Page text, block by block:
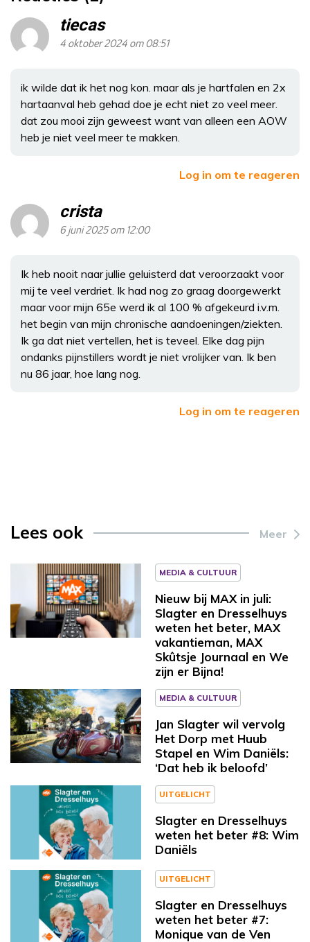
tiecas
4 oktober 2024 om 08:51
ik wilde dat ik het nog kon. maar als je hartfalen en 2x
hartaanval heb gehad doe je echt niet zo veel meer.
dat zou mooi zijn geweest want van alleen een AOW
heb je niet veel meer te makken.
Log in om te reageren
crista
6 juni 2025 om 12:00
Ik heb nooit naar jullie geluisterd dat veroorzaakt voor
mij te veel verdriet. Ik had nog zo graag doorgewerkt
maar voor mijn 65e werd ik al 100 % afgekeurd i.v.m.
het begin van mijn chronische aandoeningen/ziekten.
Ik ga dat niet vertellen, het is teveel. Elke dag pijn
ondanks pijnstillers wordt je niet vrolijker van. Ik ben
nu 86 jaar, hoe lang nog.
Log in om te reageren
Lees ook Meer
MEDIA & CULTUUR
Nieuw bij MAX in juli:
Slagter en Dresselhuys
weten het beter, MAX
vakantieman, MAX
Skûtsje Journaal en We
zijn er Bijna!
MEDIA & CULTUUR
Jan Slagter wil vervolg
Het Dorp met Huub
Stapel en Wim Daniëls:
‘Dat heb ik beloofd’
UITGELICHT
Slagter en Dresselhuys
weten het beter #8: Wim
Daniëls
UITGELICHT
Slagter en Dresselhuys
weten het beter #7:
Monique van de Ven